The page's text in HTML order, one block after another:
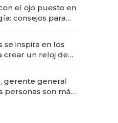
el ojo puesto en
consejos para
se inspira en los
crear un reloj de
gerente general
personas son más